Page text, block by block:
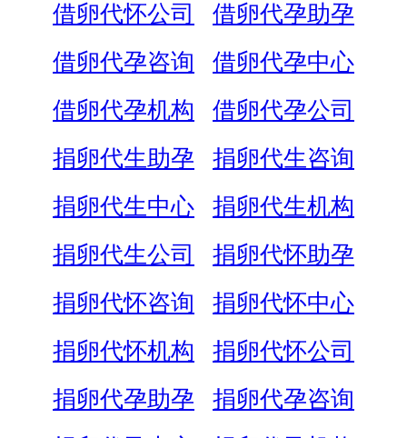
借卵代怀公司
借卵代孕助孕
借卵代孕咨询
借卵代孕中心
借卵代孕机构
借卵代孕公司
捐卵代生助孕
捐卵代生咨询
捐卵代生中心
捐卵代生机构
捐卵代生公司
捐卵代怀助孕
捐卵代怀咨询
捐卵代怀中心
捐卵代怀机构
捐卵代怀公司
捐卵代孕助孕
捐卵代孕咨询